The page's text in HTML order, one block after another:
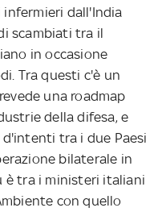
dall'India
scambiati tra il
in occasione
Tra questi c'è un
una roadmap
della difesa, e
tra i due Paesi
bilaterale in
è tra i ministeri italiani
con quello